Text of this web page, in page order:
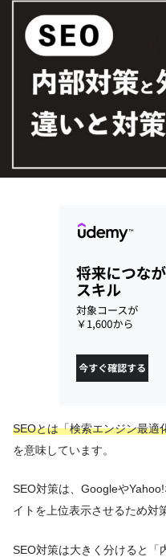
SEOとは「検索エンジン最
を意味しています。
SEO対策は、Googleや
イトを上位表示させるため対
SEO対策は大きく分けると「